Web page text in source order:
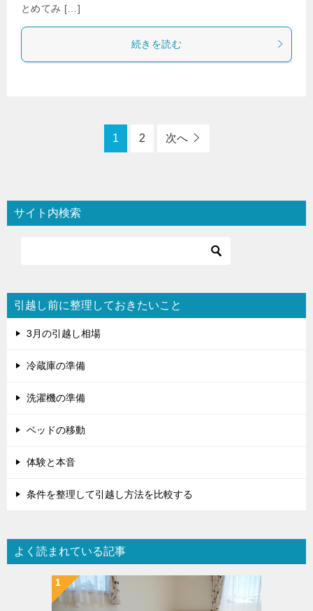
とめてみ […]
続きを読む
1 2 次へ
サイト内検索
引越し前に整理しておきたいこと
3月の引越し相場
冷蔵庫の準備
洗濯機の準備
ベッドの移動
体験と本音
条件を整理して引越し方法を比較する
よく読まれている記事